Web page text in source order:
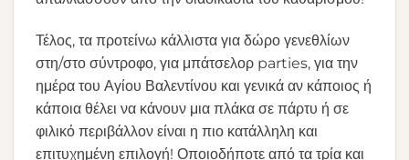
Τέλος, τα προτείνω κάλλιστα για δώρο γενεθλίων
στη/στο σύντροφο, για μπάτσελορ parties, για την
ημέρα του Αγίου Βαλεντίνου και γενικά αν κάποιος ή
κάποια θέλει να κάνουν μια πλάκα σε πάρτυ ή σε
φιλικό περιβάλλον είναι η πιο κατάλληλη και
επιτυχημένη επιλογή! Οποιοδήποτε από τα τρία και